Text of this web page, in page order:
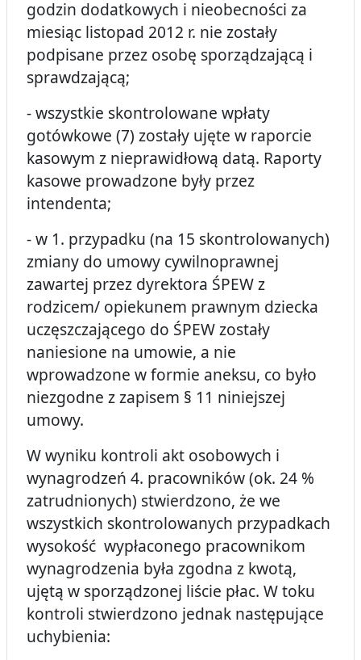
godzin dodatkowych i nieobecności za
miesiąc listopad 2012 r. nie zostały
podpisane przez osobę sporządzającą i
sprawdzającą;
- wszystkie skontrolowane wpłaty
gotówkowe (7) zostały ujęte w raporcie
kasowym z nieprawidłową datą. Raporty
kasowe prowadzone były przez
intendenta;
- w 1. przypadku (na 15 skontrolowanych)
zmiany do umowy cywilnoprawnej
zawartej przez dyrektora ŚPEW z
rodzicem/ opiekunem prawnym dziecka
uczęszczającego do ŚPEW zostały
naniesione na umowie, a nie
wprowadzone w formie aneksu, co było
niezgodne z zapisem § 11 niniejszej
umowy.
W wyniku kontroli akt osobowych i
wynagrodzeń 4. pracowników (ok. 24 %
zatrudnionych) stwierdzono, że we
wszystkich skontrolowanych przypadkach
wysokość wypłaconego pracownikom
wynagrodzenia była zgodna z kwotą,
ujętą w sporządzonej liście płac. W toku
kontroli stwierdzono jednak następujące
uchybienia: